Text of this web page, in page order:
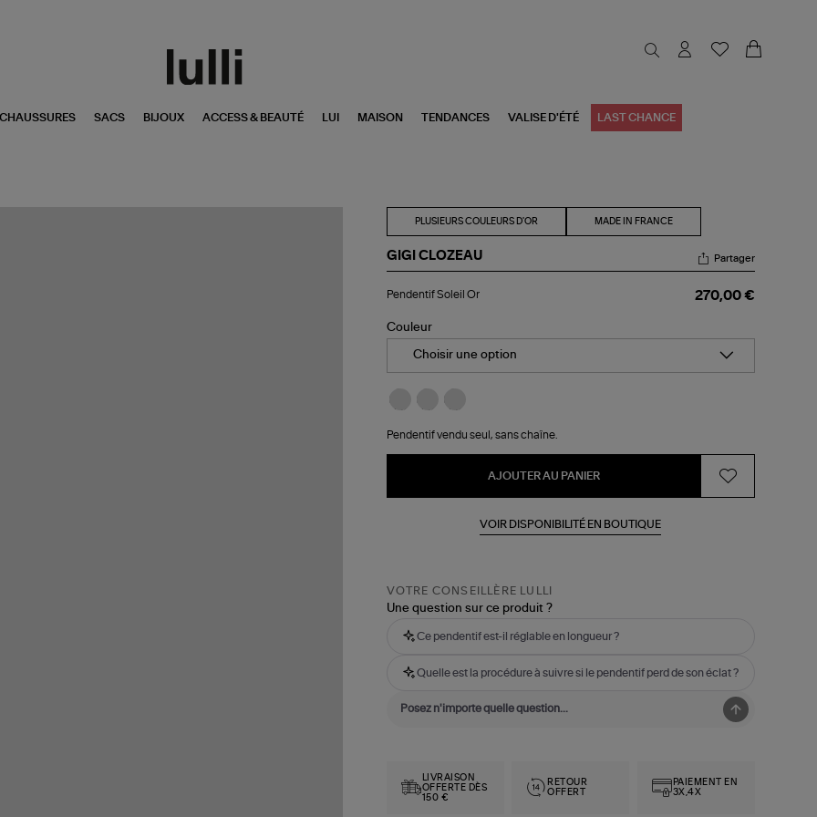
CHAUSSURES SACS BIJOUX ACCESS & BEAUTÉ LUI MAISON TENDANCES VALISE D'ÉTÉ LAST CHANCE
PLUSIEURS COULEURS D'OR MADE IN FRANCE
GIGI CLOZEAU
Soleil
Partager
Pendentif Soleil Or 270,00 €
Couleur
Choisir une option
Pendentif vendu seul, sans chaîne.
AJOUTER AU PANIER
VOIR DISPONIBILITÉ EN BOUTIQUE
VOTRE CONSEILLÈRE LULLI
Une question sur ce produit ?
Ce pendentif est-il réglable en longueur ?
Quelle est la procédure à suivre si le pendentif perd de son éclat ?
LIVRAISON
OFFERTE DÈS
150 €
RETOUR
OFFERT
PAIEMENT EN
3X,4X